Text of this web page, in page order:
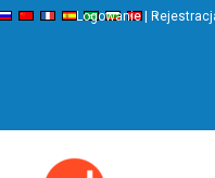
›
Logowanie |